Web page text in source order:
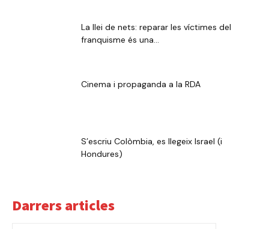
La llei de nets: reparar les víctimes del
franquisme és una...
Cinema i propaganda a la RDA
S’escriu Colòmbia, es llegeix Israel (i
Hondures)
Darrers articles